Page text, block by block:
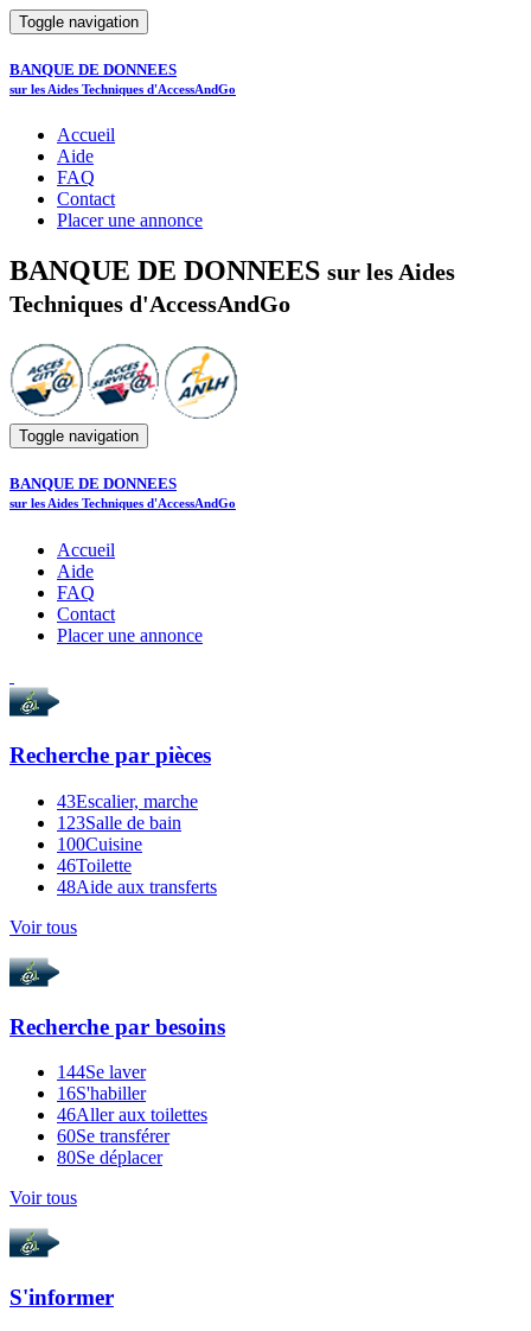
Toggle navigation
BANQUE DE DONNEES
sur les Aides Techniques d'AccessAndGo
Accueil
Aide
FAQ
Contact
Placer une annonce
BANQUE DE DONNEES sur les Aides
Techniques d'AccessAndGo
Toggle navigation
BANQUE DE DONNEES
sur les Aides Techniques d'AccessAndGo
Accueil
Aide
FAQ
Contact
Placer une annonce
Recherche par pièces
43Escalier, marche
123Salle de bain
100Cuisine
46Toilette
48Aide aux transferts
Voir tous
Recherche par besoins
144Se laver
16S'habiller
46Aller aux toilettes
60Se transférer
80Se déplacer
Voir tous
S'informer